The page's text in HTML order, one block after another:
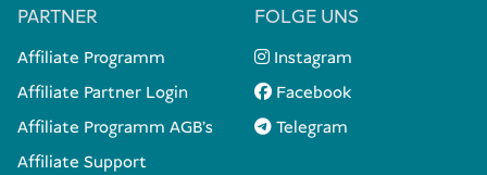
PARTNER
Affiliate Programm
Affiliate Partner Login
Affiliate Programm AGB's
Affiliate Support
FOLGE UNS
Instagram
Facebook
Telegram